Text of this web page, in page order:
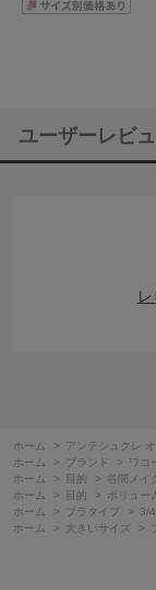
65/70/75/80/85cm
ユーザーレビ
ホーム > アンテシュクレ
ホーム
> ブランド >
ワコ
ホーム
> 目的 >
谷間メイ
ホーム
> 目的 >
ボリュー
ホーム
> ブラタイプ >
3/
ホーム
> 大きいサイズ >